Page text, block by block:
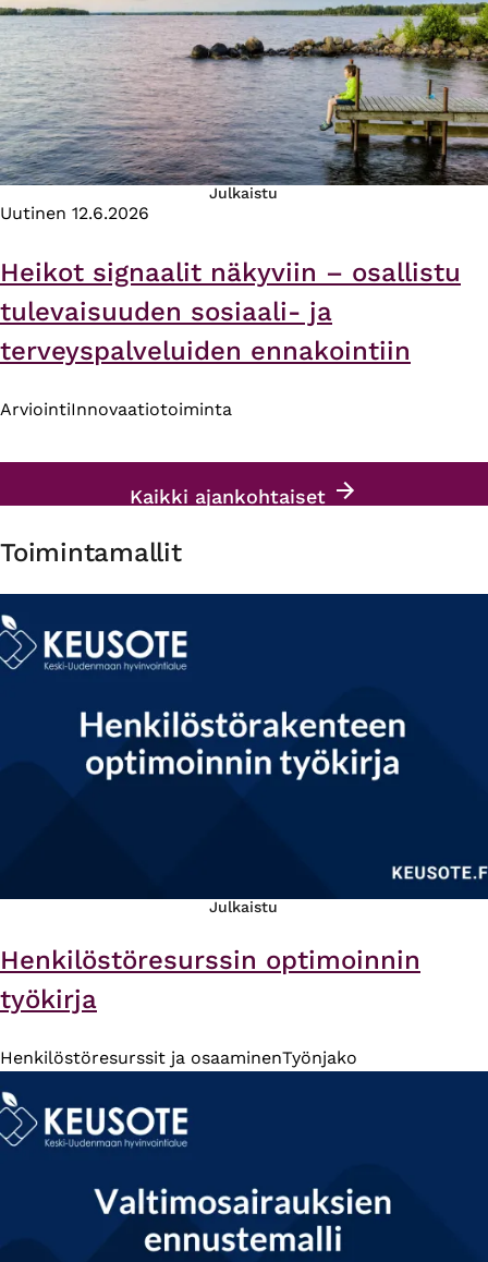
Julkaistu
Uutinen 12.6.2026
Heikot signaalit näkyviin – osallistu
tulevaisuuden sosiaali- ja
terveyspalveluiden ennakointiin
ArviointiInnovaatiotoiminta
Kaikki ajankohtaiset
Toimintamallit
Julkaistu
Henkilöstöresurssin optimoinnin
työkirja
Henkilöstöresurssit ja osaaminenTyönjako